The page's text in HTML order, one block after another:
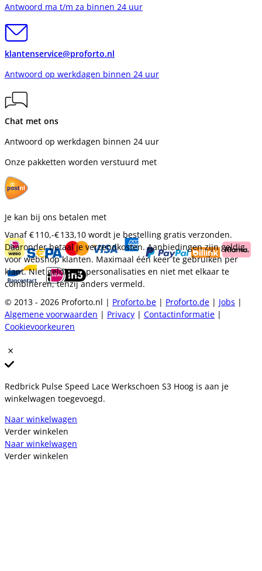
Antwoord ma t/m za binnen 24 uur
klantenservice@proforto.nl
Antwoord op werkdagen binnen 24 uur
Chat met ons
Antwoord op werkdagen binnen 24 uur
Onze pakketten worden verstuurd met
Je kan bij ons betalen met
Vanaf€ 110,-€ 133,10 wordt je bestelling gratis verzonden.
Daaronder betaal je verzendkosten. Aanbiedingen zijn geldig
voor webshop klanten. Maximaal één keer te gebruiken per
klant. Niet geldig op personalisaties en niet met elkaar te
combineren, tenzij anders vermeld.
© 2013 - 2026 Proforto.nl | Proforto.be | Proforto.de | Jobs |
Algemene voorwaarden | Privacy | Contactinformatie |
Cookievoorkeuren
Redbrick Pulse Speed Lace Werkschoen S3 Hoog is aan je
winkelwagen toegevoegd.
Naar winkelwagen
Verder winkelen
Naar winkelwagen
Verder winkelen